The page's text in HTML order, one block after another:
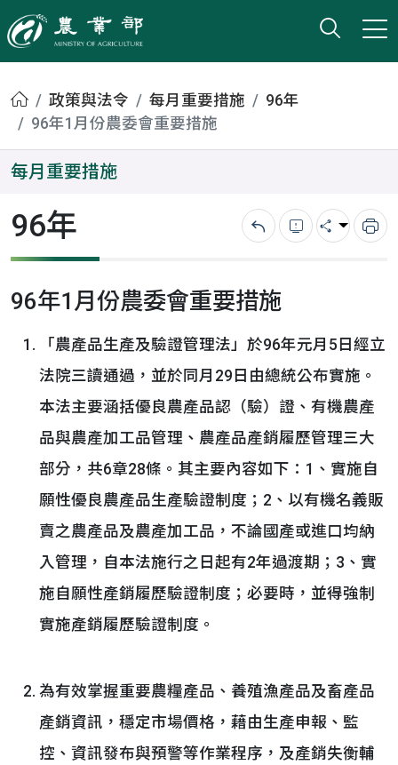
農業部
打開
小版
首頁政策與法令 每月重要措施
96年
96年1月份農委會重要措施
每月重要措施
96年 回上一頁錯誤回報
分享 列
96年1月份農委會重要措施
「農產品生產及驗證管理法」於96年元月5日經立
法院三讀通過，並於同月29日由總統公布實施。
本法主要涵括優良農產品認（驗）證、有機農產
品與農產加工品管理、農產品產銷履歷管理三大
部分，共6章28條。其主要內容如下：1、實施自
願性優良農產品生產驗證制度；2、以有機名義販
賣之農產品及農產加工品，不論國產或進口均納
入管理，自本法施行之日起有2年過渡期；3、實
施自願性產銷履歷驗證制度；必要時，並得強制
實施產銷履歷驗證制度。
為有效掌握重要農糧產品、養殖漁產品及畜產品
產銷資訊，穩定市場價格，藉由生產申報、監
控、資訊發布與預警等作業程序，及產銷失衡輔